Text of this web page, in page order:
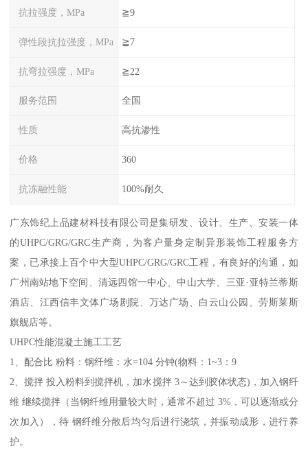
抗拉强度，MPa ≧9
弹性段抗拉强度，MPa ≧7
抗弯拉强度，MPa ≧22
服务范围 全国
性质 高抗渗性
价格 360
抗冻融性能 100%耐久
广东饰纪上品建材科技有限公司是集研发、设计、生产、安装一体
的UHPC/GRG/GRC生产商，为客户量身定制异形装饰工程服务方
案，已承接上百个中大型UHPC/GRG/GRC工程，有良好的沟通，如
广州南站地下空间、清远四馆一中心、中山大学、三亚·亚特兰蒂斯
酒店、江西信丰文体广场剧院、万达广场、白云山公园、劳斯莱斯
旗舰店等。
UHPC性能混凝土施工工艺
1、配合比 粉料：钢纤维：水=104 分钟(物料：1~3：9
2、搅拌 投入粉料到搅拌机，加水搅拌 3～达到胶体状态)，加入钢纤
维 继续搅拌（当钢纤维用量较大时，通常不超过 3%，可以逐渐或分
次加入），待 钢纤维分散后均匀后进行浇筑，并振动成形，进行养
护。